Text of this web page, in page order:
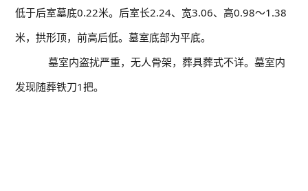
低于后室墓底0.22米。后室长2.24、宽3.06、高0.98～1.38
米，拱形顶，前高后低。墓室底部为平底。
墓室内盗扰严重，无人骨架，葬具葬式不详。墓室内
发现随葬铁刀1把。